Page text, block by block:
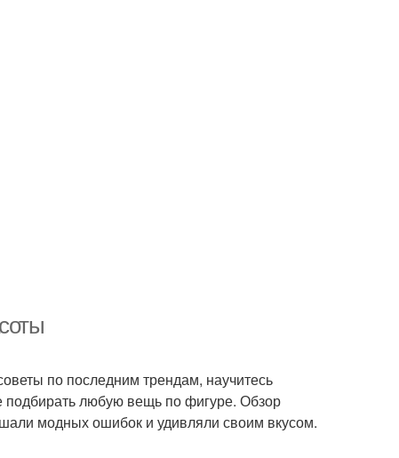
по последним трендам, научитесь
подбирать любую вещь по фигуре. Обзор
модных ошибок и удивляли своим вкусом.